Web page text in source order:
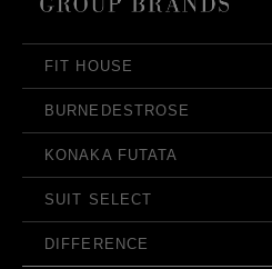
FIT HOUSE
BURNEDESTROSE
KONAKA FUTATA
SUIT SELECT
DIFFERENCE